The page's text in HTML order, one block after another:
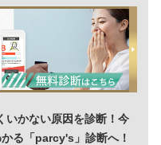
いかない原因を診断！今
る「parcy's」診断へ！